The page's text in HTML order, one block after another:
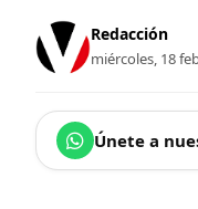
Redacción
miércoles, 18
Únete a